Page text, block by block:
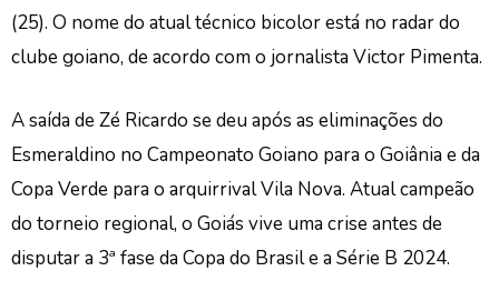
(25). O nome do atual técnico bicolor está no radar do
clube goiano, de acordo com o jornalista Victor Pimenta.
A saída de Zé Ricardo se deu após as eliminações do
Esmeraldino no Campeonato Goiano para o Goiânia e da
Copa Verde para o arquirrival Vila Nova. Atual campeão
do torneio regional, o Goiás vive uma crise antes de
disputar a 3ª fase da Copa do Brasil e a Série B 2024.